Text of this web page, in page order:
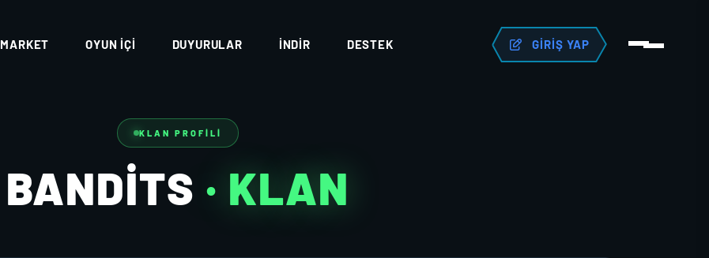
MARKET OYUN İÇI DUYURULAR İNDIR DESTEK GIRIŞ YAP
KLAN PROFILI
BANDITS · KLAN